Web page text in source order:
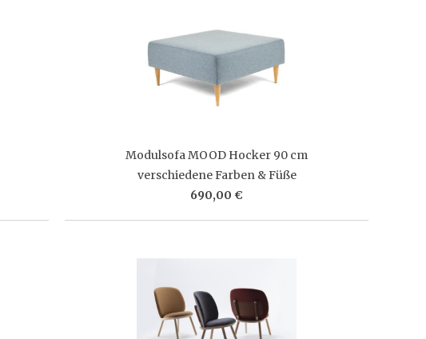
Modulsofa MOOD Hocker 90 cm
verschiedene Farben & Füße
690,00 €